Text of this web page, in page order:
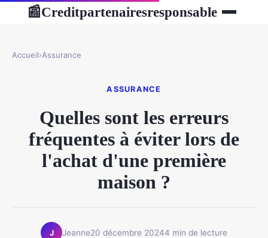
📰Creditpartenairesresponsable
Accueil›Assurance
ASSURANCE
Quelles sont les erreurs
fréquentes à éviter lors de
l'achat d'une première
maison ?
J Jeanne20 décembre 20244 min de lecture